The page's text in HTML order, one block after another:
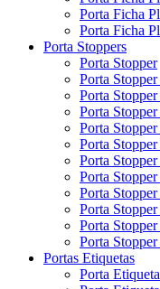
Porta Ficha
Porta Ficha
Porta Stoppers
Porta Stopper
Porta
Porta
Porta
Porta
Porta
Porta
Porta
Porta
Porta
Porta
Porta
Portas Etiquetas
Porta